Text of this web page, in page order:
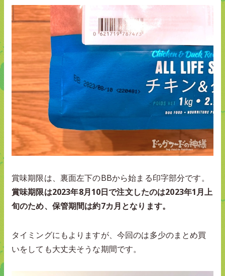
賞味期限は、裏面左下のBBから始まる印字部分です。
賞味期限は2023年8月10日で注文したのは2023年1月上
旬のため、保管期間は約7カ月となります。
タイミングにもよりますが、今回のは多少のまとめ買
いをしても大丈夫そうな期間です。